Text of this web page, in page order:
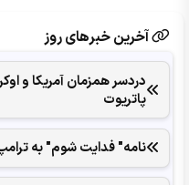
آخرین خبرهای روز
دردسر همزمان آمریکا و
پاتریوت
نامه" فدایت شوم" به